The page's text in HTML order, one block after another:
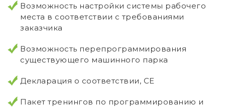
Возможность настройки системы рабочего
места в соответствии с требованиями
заказчика
Возможность перепрограммирования
существующего машинного парка
Декларация о соответствии, CE
Пакет тренингов по программированию и